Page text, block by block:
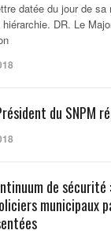
datée du jour de
DR. Le
du SNPM
de sécurité
municipaux